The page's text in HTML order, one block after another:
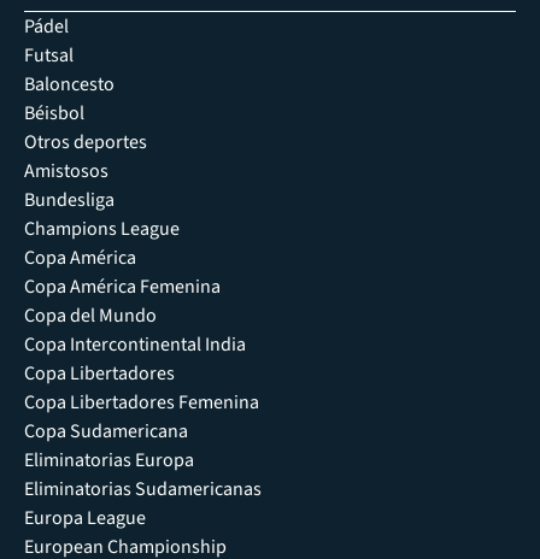
Pádel
Futsal
Baloncesto
Béisbol
Otros deportes
Amistosos
Bundesliga
Champions League
Copa América
Copa América Femenina
Copa del Mundo
Copa Intercontinental India
Copa Libertadores
Copa Libertadores Femenina
Copa Sudamericana
Eliminatorias Europa
Eliminatorias Sudamericanas
Europa League
European Championship